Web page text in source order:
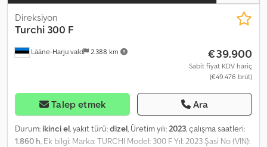
Lääne-Harju vald 2.388 km
Direksiyon
Turchi 300 F
€39.900
Sabit fiyat KDV hariç
(€49.476 brüt)
Talep etmek Ara
Durum: ikinci el, yakıt türü:dizel, Üretim yılı: 2023, çalışma saatleri:
1.860 h , Ek bilgi: Marka: TURCHI Model: 300 F Yıl: 2023 Şasi No (VIN):